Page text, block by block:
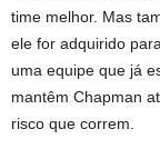
time melhor. Mas
ele for adquirido
uma equipe que já
mantêm Chapman
risco que correm.